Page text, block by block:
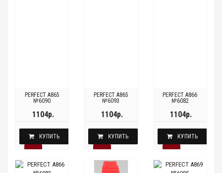
PERFECT A865
№6090
1104р.
КУПИТЬ
PERFECT A865
№6093
1104р.
КУПИТЬ
PERFECT A866
№6082
1104р.
КУПИТЬ